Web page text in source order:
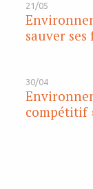
21/05
sauver ses
30/04
compétitif